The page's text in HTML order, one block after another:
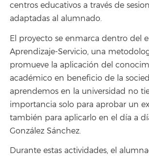
centros educativos a través de
adaptadas al alumnado.
El proyecto se enmarca dentro del
Aprendizaje-Servicio, una
promueve la aplicación del
académico en beneficio de la
aprendemos en la universidad no
importancia solo para aprobar un
también para aplicarlo en el día a
González Sánchez.
Durante estas actividades, el